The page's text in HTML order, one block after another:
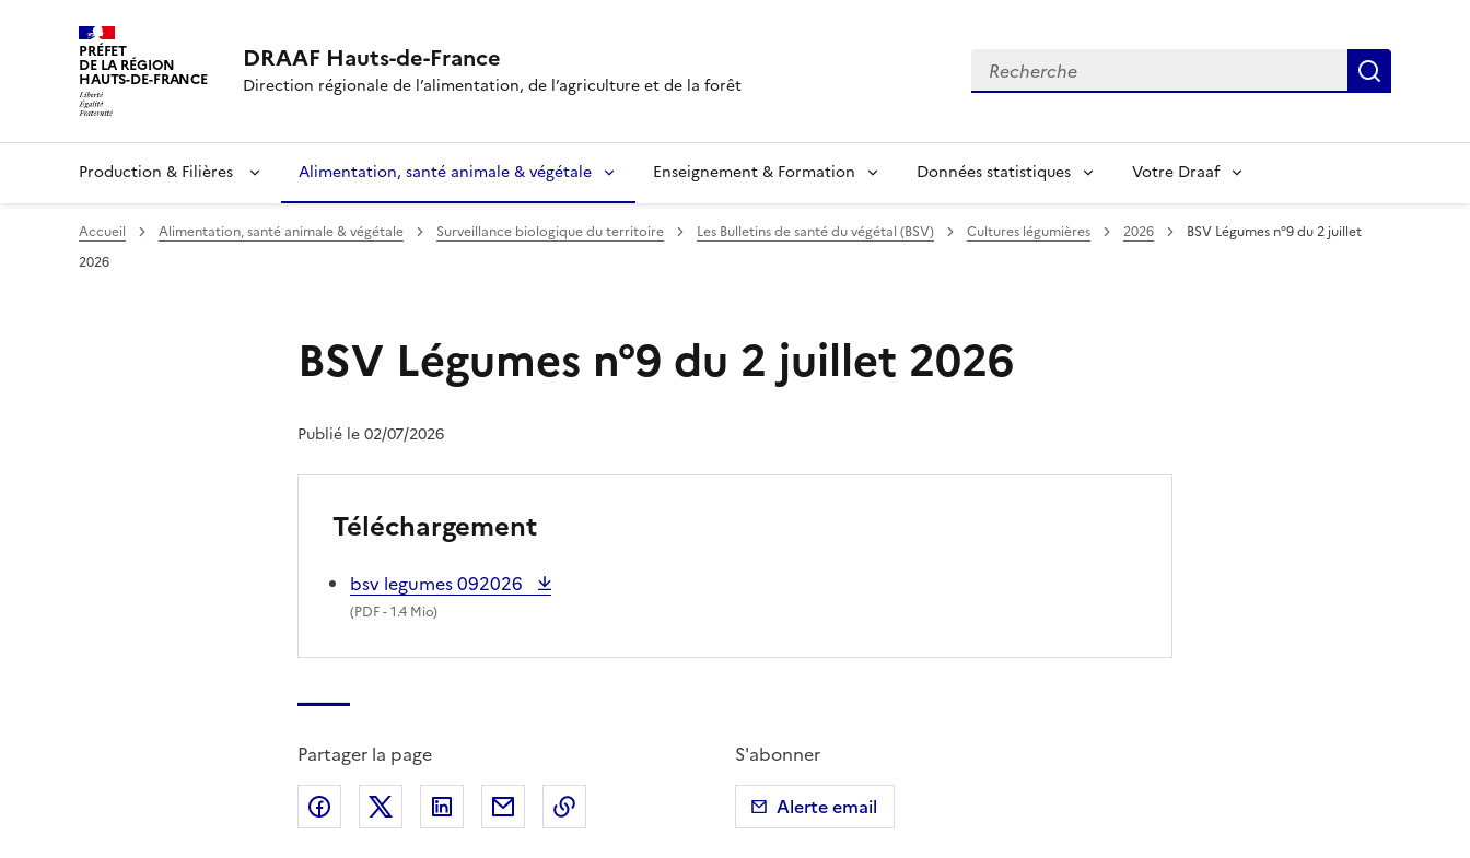
PRÉFET
DE LA RÉGION
HAUTS-DE-FRANCE
DRAAF Hauts-de-France
Direction régionale de l’alimentation, de l’agriculture et de la forêt
Recherche
Production & Filières Alimentation, santé animale & végétale Enseignement & Formation Données statistiques Votre Draaf
Accueil Alimentation, santé animale & végétale Surveillance biologique du territoire Les Bulletins de santé du végétal (BSV) Cultures légumières 2026
BSV Légumes n°9 du 2 juillet
2026
BSV Légumes n°9 du 2 juillet 2026
Publié le 02/07/2026
Téléchargement
bsv legumes 092026
(PDF- 1.4 Mio)
Partager la page
Partager sur Facebook
Partager sur X (anciennement Twitter)
Partager sur LinkedIn
Partager par emailCopier dans le presse-papier
S'abonner
Alerte email